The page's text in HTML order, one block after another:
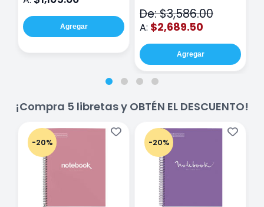
Agregar
De: $3,586.00
A: $2,689.50
Agregar
¡Compra 5 libretas y OBTÉN EL DESCUENTO!
-20% -20%